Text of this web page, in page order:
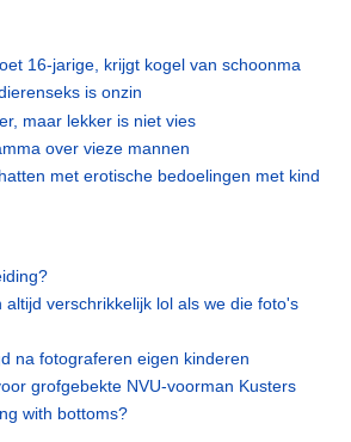
16-jarige, krijgt kogel van schoonma
is onzin
maar lekker is niet vies
over vieze mannen
met erotische bedoelingen met kind
altijd verschrikkelijk lol als we die foto's
na fotograferen eigen kinderen
grofgebekte NVU-voorman Kusters
with bottoms?